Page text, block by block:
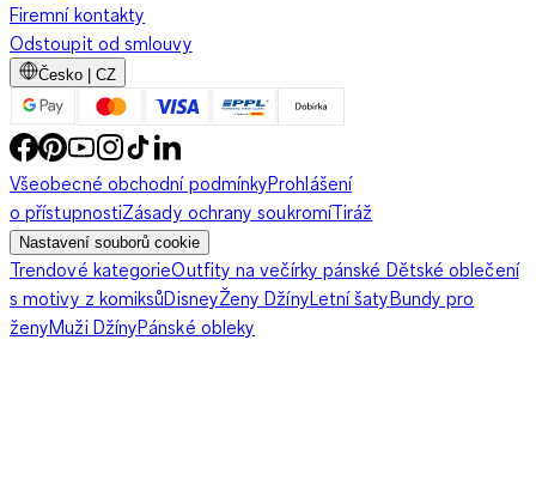
Firemní kontakty
Odstoupit od smlouvy
Česko | CZ
Všeobecné obchodní podmínkyProhlášení
o přístupnostiZásady ochrany soukromíTiráž
Nastavení souborů cookie
Trendové kategorieOutfity na večírky pánské Dětské oblečení
s motivy z komiksůDisneyŽeny DžínyLetní šatyBundy pro
ženyMuži DžínyPánské obleky